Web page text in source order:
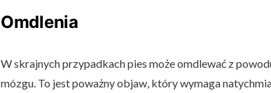
Omdlenia
W skrajnych przypadkach pies może omdlewać z
mózgu. To jest poważny objaw, który wymaga